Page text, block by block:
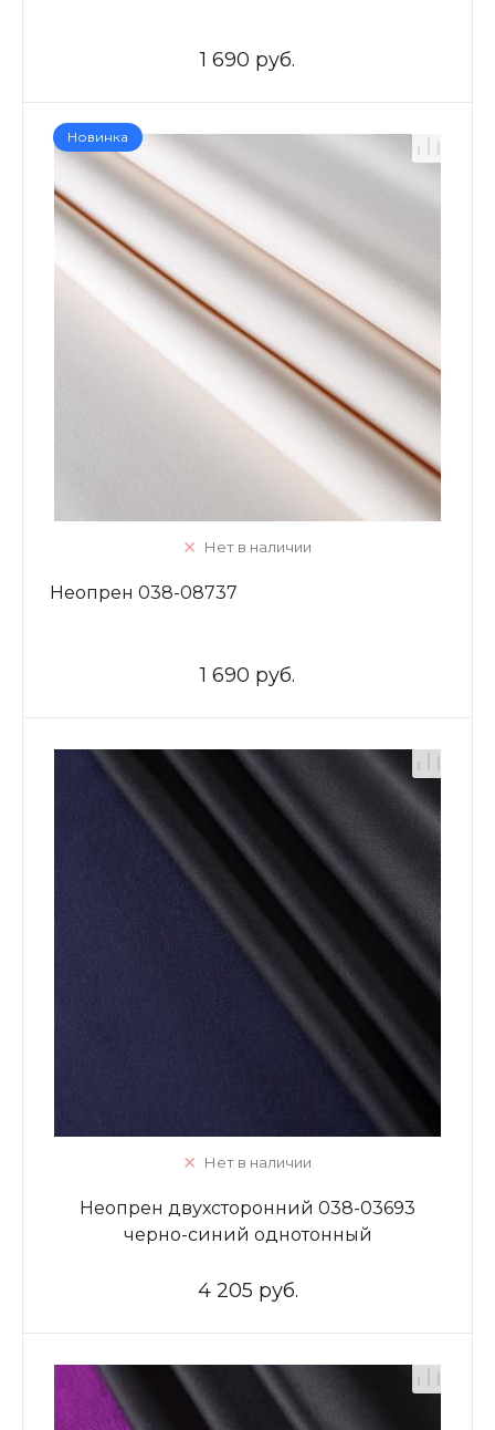
1 690 руб.
Новинка
Нет в наличии
Неопрен 038-08737
1 690 руб.
Нет в наличии
Неопрен двухсторонний 038-03693
черно-синий однотонный
4 205 руб.